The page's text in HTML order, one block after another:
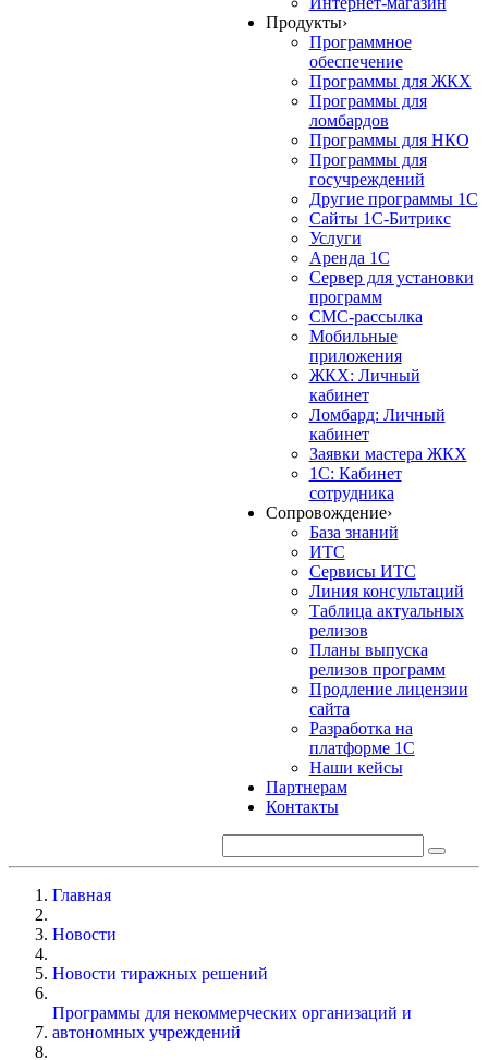
Продукты›
Программное
обеспечение
Программы для ЖКХ
Программы для
ломбардов
Программы для НКО
Программы для
госучреждений
Другие программы 1С
Сайты 1С-Битрикс
Услуги
Аренда 1С
Сервер для установки
программ
СМС-рассылка
Мобильные
приложения
ЖКХ: Личный
кабинет
Ломбард: Личный
кабинет
Заявки мастера ЖКХ
1С: Кабинет
сотрудника
Сопровождение›
База знаний
ИТС
Сервисы ИТС
Линия консультаций
Таблица актуальных
релизов
Планы выпуска
релизов программ
Продление лицензии
сайта
Разработка на
платформе 1С
Наши кейсы
Партнерам
Контакты
Главная
Новости
Новости тиражных решений
Программы для некоммерческих организаций и
автономных учреждений